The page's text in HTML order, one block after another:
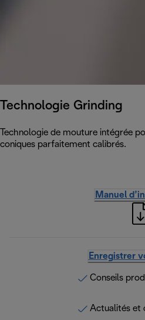
Technologie Grinding
Technologie de mouture intégrée
coniques parfaitement calibrés.
Manuel
Enregistrer
Conseils
Actualités et